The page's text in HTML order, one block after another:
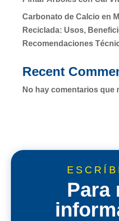
Carbonato de Calcio en
Reciclada: Usos,
Recomendaciones
Recent
No hay comentarios que
Para